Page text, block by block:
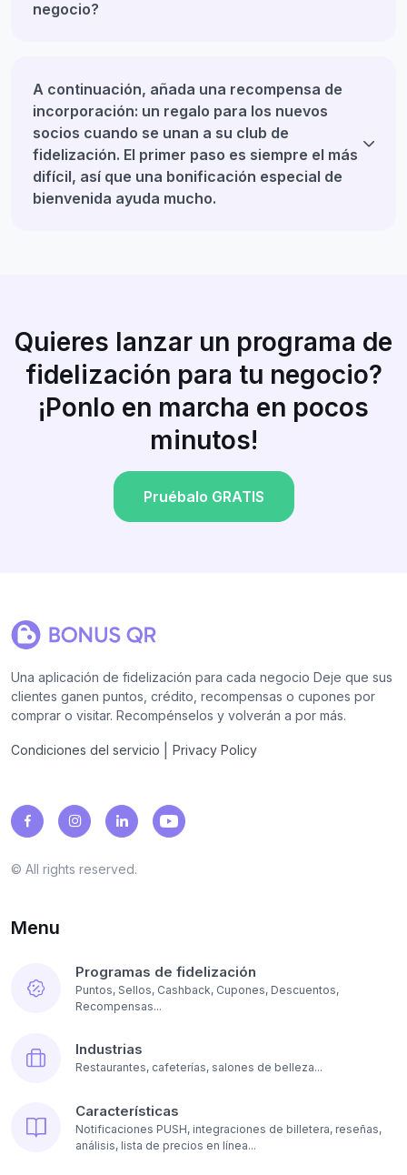
negocio?
A continuación, añada una recompensa de
incorporación: un regalo para los nuevos
socios cuando se unan a su club de
fidelización. El primer paso es siempre el más
difícil, así que una bonificación especial de
bienvenida ayuda mucho.
Quieres lanzar un programa de
fidelización para tu negocio?
¡Ponlo en marcha en pocos
minutos!
Pruébalo GRATIS
Una aplicación de fidelización para cada negocio Deje que sus
clientes ganen puntos, crédito, recompensas o cupones por
comprar o visitar. Recompénselos y volverán a por más.
Condiciones del servicio Privacy Policy
© All rights reserved.
Menu
Programas de fidelización
Puntos, Sellos, Cashback, Cupones, Descuentos,
Recompensas...
Industrias
Restaurantes, cafeterías, salones de belleza...
Características
Notificaciones PUSH, integraciones de billetera, reseñas,
análisis, lista de precios en línea...